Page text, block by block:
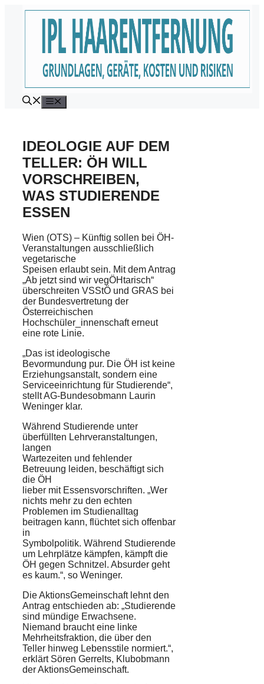
IDEOLOGIE AUF DEM
TELLER: ÖH WILL
VORSCHREIBEN,
WAS STUDIERENDE
ESSEN
Wien (OTS) – Künftig sollen bei ÖH-
Veranstaltungen ausschließlich
vegetarische
Speisen erlaubt sein. Mit dem Antrag
„Ab jetzt sind wir vegÖHtarisch“
überschreiten VSStÖ und GRAS bei
der Bundesvertretung der
Österreichischen
Hochschüler_innenschaft erneut
eine rote Linie.
„Das ist ideologische
Bevormundung pur. Die ÖH ist keine
Erziehungsanstalt, sondern eine
Serviceeinrichtung für Studierende“,
stellt AG-Bundesobmann Laurin
Weninger klar.
Während Studierende unter
überfüllten Lehrveranstaltungen,
langen
Wartezeiten und fehlender
Betreuung leiden, beschäftigt sich
die ÖH
lieber mit Essensvorschriften. „Wer
nichts mehr zu den echten
Problemen im Studienalltag
beitragen kann, flüchtet sich offenbar
in
Symbolpolitik. Während Studierende
um Lehrplätze kämpfen, kämpft die
ÖH gegen Schnitzel. Absurder geht
es kaum.“, so Weninger.
Die AktionsGemeinschaft lehnt den
Antrag entschieden ab: „Studierende
sind mündige Erwachsene.
Niemand braucht eine linke
Mehrheitsfraktion, die über den
Teller hinweg Lebensstile normiert.“,
erklärt Sören Gerrelts, Klubobmann
der AktionsGemeinschaft.